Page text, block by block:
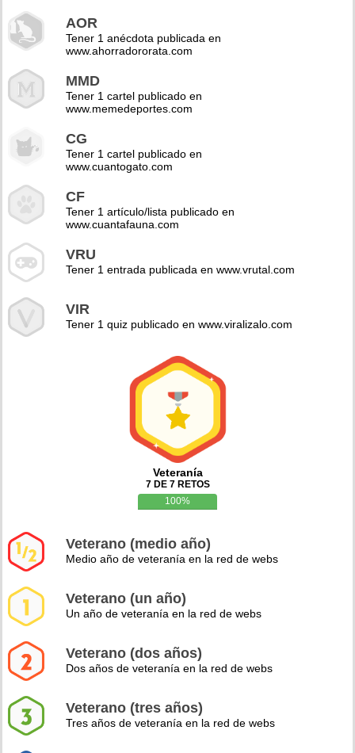
AOR
Tener 1 anécdota publicada en
www.ahorradororata.com
MMD
Tener 1 cartel publicado en
www.memedeportes.com
CG
Tener 1 cartel publicado en
www.cuantogato.com
CF
Tener 1 artículo/lista publicado en
www.cuantafauna.com
VRU
Tener 1 entrada publicada en www.vrutal.com
VIR
Tener 1 quiz publicado en www.viralizalo.com
Veteranía
7 DE 7 RETOS
100%
Veterano (medio año)
Medio año de veteranía en la red de webs
Veterano (un año)
Un año de veteranía en la red de webs
Veterano (dos años)
Dos años de veteranía en la red de webs
Veterano (tres años)
Tres años de veteranía en la red de webs